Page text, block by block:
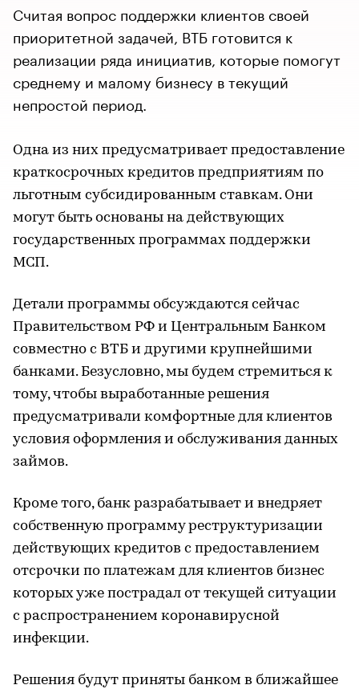
Считая вопрос поддержки клиентов своей
приоритетной задачей, ВТБ готовится к
реализации ряда инициатив, которые помогут
среднему и малому бизнесу в текущий
непростой период.
Одна из них предусматривает предоставление
краткосрочных кредитов предприятиям по
льготным субсидированным ставкам. Они
могут быть основаны на действующих
государственных программах поддержки
МСП.
Детали программы обсуждаются сейчас
Правительством РФ и Центральным Банком
совместно с ВТБ и другими крупнейшими
банками. Безусловно, мы будем стремиться к
тому, чтобы выработанные решения
предусматривали комфортные для клиентов
условия оформления и обслуживания данных
займов.
Кроме того, банк разрабатывает и внедряет
собственную программу реструктуризации
действующих кредитов с предоставлением
отсрочки по платежам для клиентов бизнес
которых уже пострадал от текущей ситуации
с распространением коронавирусной
инфекции.
Решения будут приняты банком в ближайшее